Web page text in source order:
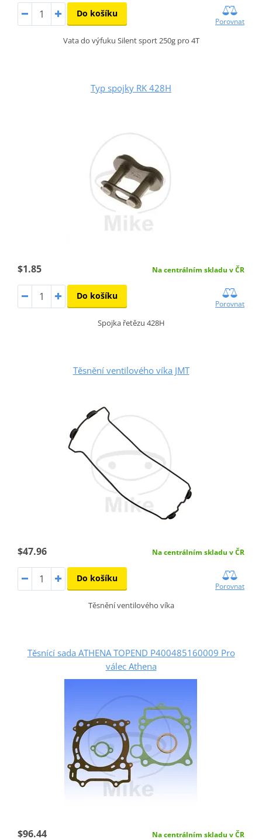
Do košíku
Porovnat
Vata do výfuku Silent sport 250g pro 4T
Typ spojky RK 428H
$1.85 Na centrálním skladu v ČR
Do košíku
Porovnat
Spojka řetězu 428H
Těsnění ventilového víka JMT
$47.96 Na centrálním skladu v ČR
Do košíku
Porovnat
Těsnění ventilového víka
Těsnící sada ATHENA TOPEND P400485160009 Pro
válec Athena
$96.44 Na centrálním skladu v ČR